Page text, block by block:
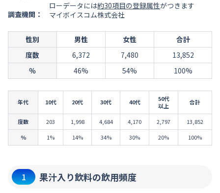
ローデータには約30項目の登録属性がつきます
調査機関：
マイボイスコム株式会社
性別 男性 女性
合計
度数
6,372 7,480
13,852
％
46% 54% 100%
年代 10代 20代 30代 40代
50代
以上
合計
度数 203 1,998 4,684 4,170 2,797
13,852
％
1% 14% 34% 30% 20% 100%
1 果汁入り飲料の飲用頻度